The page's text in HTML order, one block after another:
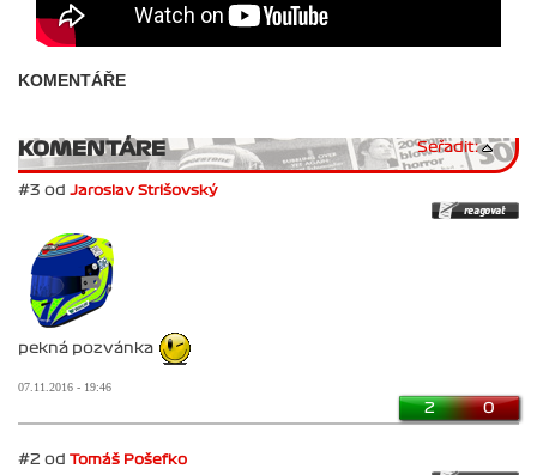
KOMENTÁŘE
KOMENTÁRE Seřadit:
#3 od Jaroslav Strišovský
pekná pozvánka
07.11.2016 - 19:46
2 0
#2 od Tomáš Pošefko